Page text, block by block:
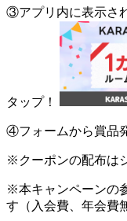
③アプリ内に表示さ
タップ！
④フォームから賞品
※クーポンの配布は
※本キャンペーンの
す（入会費、年会費